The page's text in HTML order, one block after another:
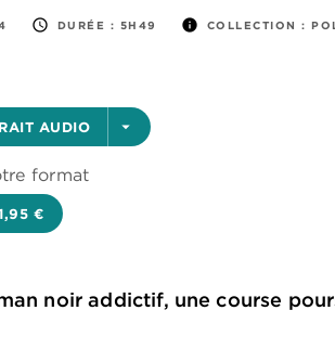
access_time DURÉE : 5H49 info COLLECTION :
AUDIO arrow_drop_down
format
€
noir addictif, une course